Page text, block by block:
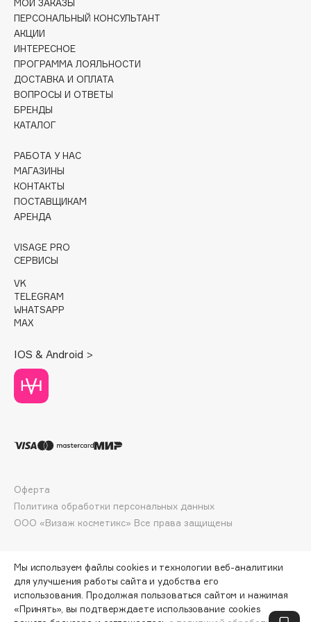
Collagenina
Consly
Corimo
CosRX
Cottolina
Crescina
Cunzite
D
d'Alba
DABO
DARLING*
Darphin
Davines
Deonica
Dior
Divage
Dolce & Gabbana
Dorco
Dr.Althea
ПО ЗОЛОТОЙ КАРТЕ: 1785 ₽
МОИ ЗАКАЗЫ
ПЕРСОНАЛЬНЫЙ КОНСУЛЬТАНТ
АКЦИИ
ИНТЕРЕСНОЕ
ПРОГРАММА ЛОЯЛЬНОСТИ
ДОСТАВКА И ОПЛАТА
ВОПРОСЫ И ОТВЕТЫ
БРЕНДЫ
КАТАЛОГ
РАБОТА У НАС
МАГАЗИНЫ
КОНТАКТЫ
ПОСТАВЩИКАМ
АРЕНДА
VISAGE PRO
СЕРВИСЫ
VK
TELEGRAM
WHATSAPP
MAX
IOS & Android >
ООО «Визаж косметикс» Все права защищены
Оферта
Политика обработки персональных данных
Мы используем файлы cookies и технологии веб-аналитики
для улучшения работы сайта и удобства его
использования. Продолжая пользоваться сайтом и нажимая
«Принять», вы подтверждаете использование cookies